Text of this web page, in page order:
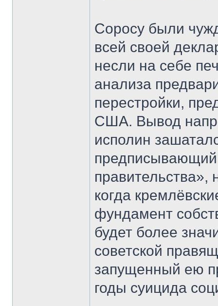
Соросу были
всей своей
несли на себе
анализа
перестройки,
США. Вывод
исполин
предписывающий
правительства»,
когда
фундамент
будет более
советской
запущенный ею
годы суицида